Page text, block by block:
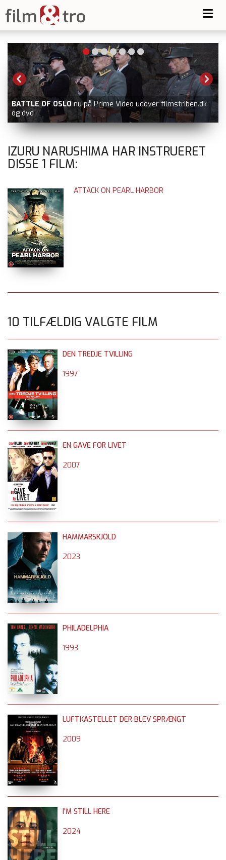
BATTLE OF OSLO nu på Prime Video udover filmstriben.dk
og dvd
IZURU NARUSHIMA HAR INSTRUERET
DISSE 1 FILM:
ATTACK ON PEARL HARBOR
10 TILFÆLDIG VALGTE FILM
DEN TREDJE TVILLING
1997
EN GAVE FOR LIVET
2007
HAMMARSKJÖLD
2023
PHILADELPHIA
1993
LUFTKASTELLET DER BLEV SPRÆNGT
2009
I'M STILL HERE
2024